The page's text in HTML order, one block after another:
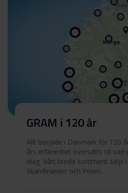
GRAM i 120 år
Allt började i Danmark för 120
års erfarenhet översätts till vad
idag. Vårt breda sortiment säljs
Skandinavien och Polen.